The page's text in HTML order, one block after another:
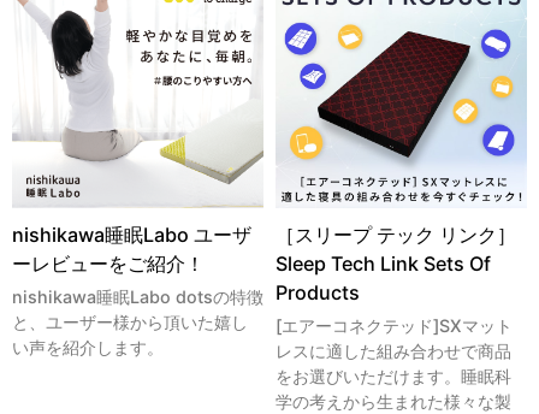
nishikawa睡眠Labo ユーザ
ーレビューをご紹介！
nishikawa睡眠Labo dotsの特徴
と、ユーザー様から頂いた嬉し
い声を紹介します。
［スリープ テック リンク］
Sleep Tech Link Sets Of
Products
[エアーコネクテッド]SXマット
レスに適した組み合わせで商品
をお選びいただけます。睡眠科
学の考えから生まれた様々な製